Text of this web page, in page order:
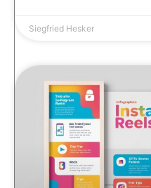
Siegfried Hesker